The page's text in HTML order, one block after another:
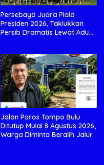
Persebaya Juara Piala
Presiden 2026, Taklukkan
Persib Dramatis Lewat Adu
Jalan Poros Tompo Bulu
Ditutup Mulai 8 Agustus 2026,